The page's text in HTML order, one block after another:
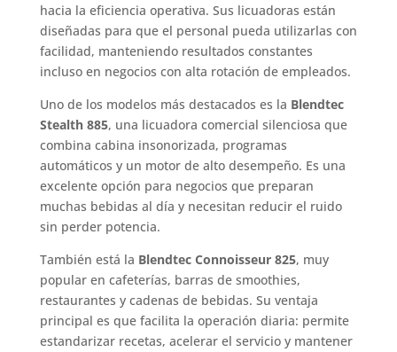
hacia la eficiencia operativa. Sus licuadoras están
diseñadas para que el personal pueda utilizarlas con
facilidad, manteniendo resultados constantes
incluso en negocios con alta rotación de empleados.
Uno de los modelos más destacados es la Blendtec
Stealth 885, una licuadora comercial silenciosa que
combina cabina insonorizada, programas
automáticos y un motor de alto desempeño. Es una
excelente opción para negocios que preparan
muchas bebidas al día y necesitan reducir el ruido
sin perder potencia.
También está la Blendtec Connoisseur 825, muy
popular en cafeterías, barras de smoothies,
restaurantes y cadenas de bebidas. Su ventaja
principal es que facilita la operación diaria: permite
estandarizar recetas, acelerar el servicio y mantener